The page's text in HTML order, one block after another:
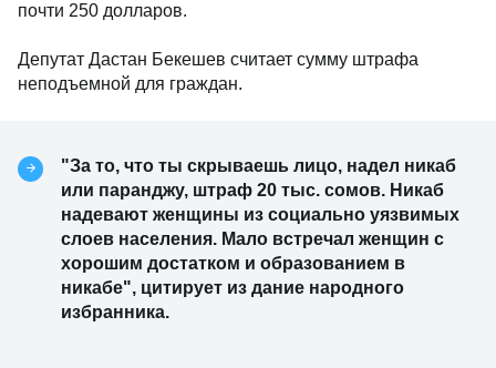
почти 250 долларов.
Депутат Дастан Бекешев считает сумму штрафа
неподъемной для граждан.
"За то, что ты скрываешь лицо, надел никаб
или паранджу, штраф 20 тыс. сомов. Никаб
надевают женщины из социально уязвимых
слоев населения. Мало встречал женщин с
хорошим достатком и образованием в
никабе", цитирует из дание народного
избранника.